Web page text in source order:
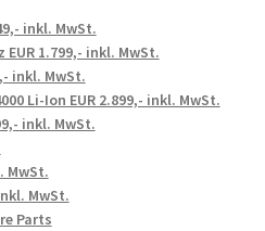
inkl. MwSt.
EUR 1.799,- inkl. MwSt.
inkl. MwSt.
Li-Ion EUR 2.899,- inkl. MwSt.
inkl. MwSt.
MwSt.
MwSt.
Parts